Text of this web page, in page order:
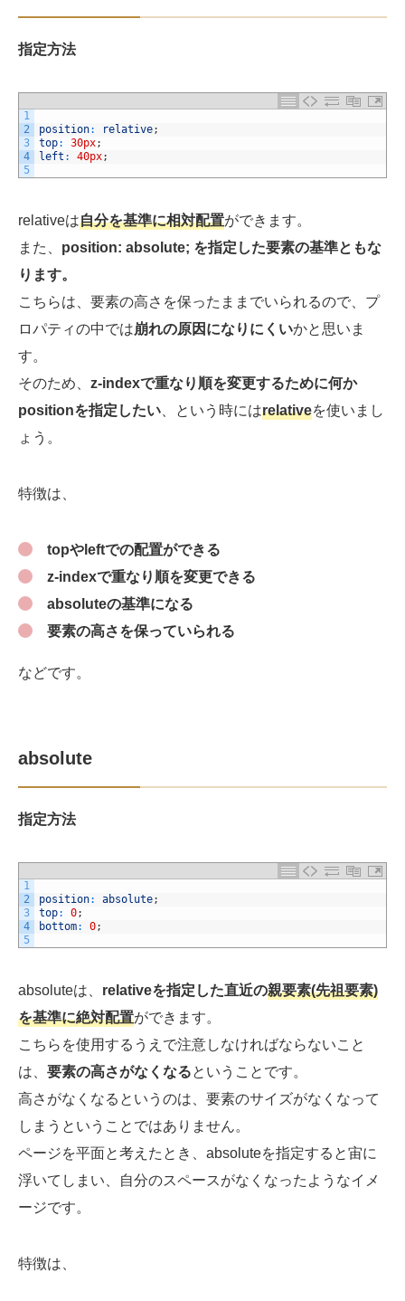
指定方法
1
2
3
4
5
position: relative;
top: 30px;
left : 40px;
relativeは自分を基準に相対配置ができます。
また、 position: absolute; を指定した要素の基準ともな
ります。
こちらは、要素の高さを保ったままでいられるので、プ
ロパティの中では崩れの原因になりにくいかと思いま
す。
そのため、 z-indexで重なり順を変更するために何か
positionを指定したい、という時にはrelativeを使いまし
ょう。
特徴は、
topやleftでの配置ができる
z-indexで重なり順を変更できる
absoluteの基準になる
要素の高さを保っていられる
などです。
absolute
指定方法
1
2
3
4
5
position: absolute;
top: 0;
bottom: 0;
absoluteは、 relativeを指定した直近の親要素(先祖要素)
を基準に絶対配置ができます。
こちらを使用するうえで注意しなければならないこと
は、 要素の高さがなくなるということです。
高さがなくなるというのは、要素のサイズがなくなって
しまうということではありません。
ページを平面と考えたとき、absoluteを指定すると宙に
浮いてしまい、自分のスペースがなくなったようなイメ
ージです。
特徴は、